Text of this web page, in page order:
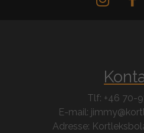
Tlf: +46 70-
E-mail:
Adresse: